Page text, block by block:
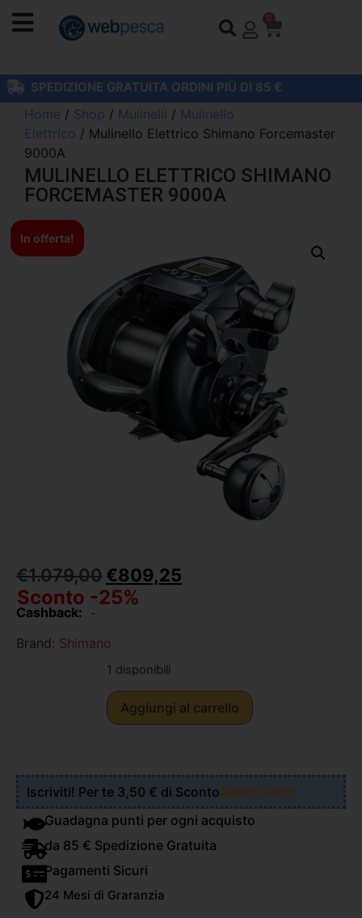
0
SPEDIZIONE GRATUITA ORDINI PIÙ DI 85 €
Home / Shop / Mulinelli / Mulinello
Elettrico / Mulinello Elettrico Shimano Forcemaster
9000A
MULINELLO ELETTRICO SHIMANO
FORCEMASTER 9000A
In offerta!
€1.079,00€809,25
Sconto -25%
Cashback: -
Brand: Shimano
1 disponibili
Aggiungi al carrello
Iscriviti! Per te 3,50 € di ScontoScopri Come!
Guadagna punti per ogni acquisto
da 85 € Spedizione Gratuita
Pagamenti Sicuri
24 Mesi di Graranzia